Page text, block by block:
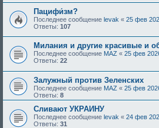
Пацифи́зм?
Последнее сообщение levak « 25 фев
Ответы: 107
Милания и другие красивые и
Последнее сообщение MAZ « 25 фев
Ответы: 22
Залужный против Зеленских
Последнее сообщение MAZ « 25 фев
Ответы: 8
Сливают УКРАИНУ
Последнее сообщение levak « 24 фев
Ответы: 31